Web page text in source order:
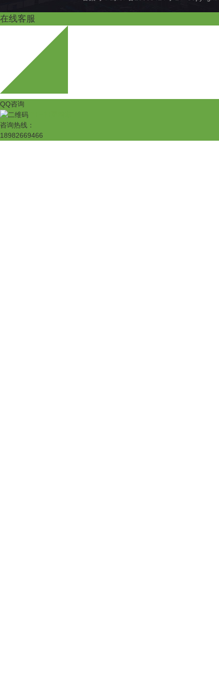
在线客服
QQ咨询
咨询热线：
18982669466